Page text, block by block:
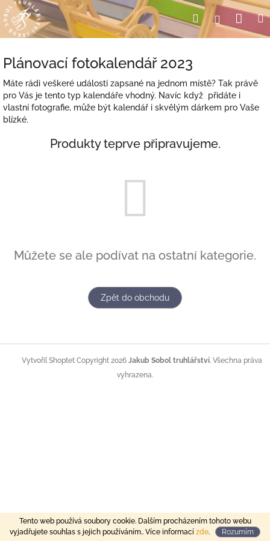
Tento web používá soubory cookie. Dalším procházením tohoto webu
vyjadřujete souhlas s jejich používáním.. Více informací zde. Rozumím
Přejít
na
obsah
HledatPřihlášení
Plánovací fotokalendář 2023
Máte rádi veškeré události zapsané na jednom místě? Tak právě
pro Vás je tento typ kalendáře vhodný. Navíc když přidáte i
vlastní fotografie, může být kalendář i skvělým dárkem pro Vaše
blízké.
Produkty teprve připravujeme.
Můžete se ale podívat na ostatní kategorie.
Zpět do obchodu
Vytvořil Shoptet Copyright 2026Jakub Sobol truhlářství. Všechna práva
vyhrazena.